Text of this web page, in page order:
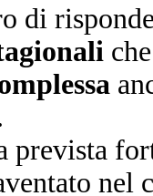
di
prevista
nel